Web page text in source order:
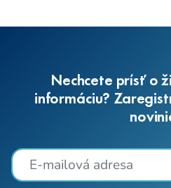
Nechcete prísť o
informáciu?